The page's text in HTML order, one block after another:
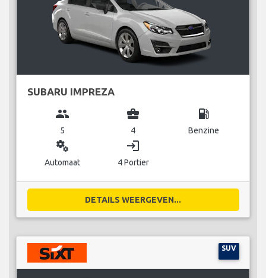
SUBARU IMPREZA
group
5
business_center
4
local_gas_station
Benzine
miscellaneous_services
Automaat
login
4 Portier
DETAILS WEERGEVEN...
SUV